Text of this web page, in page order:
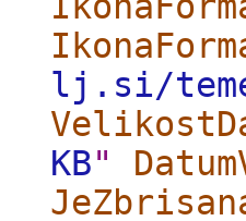
lj.si/
KB"